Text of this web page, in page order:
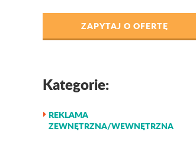
ZAPYTAJ O OFERTĘ
Kategorie:
REKLAMA
ZEWNĘTRZNA/WEWNĘTRZNA